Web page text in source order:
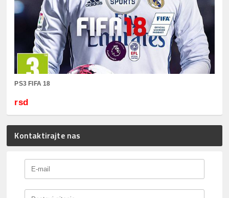
PS3 FIFA 18
rsd
Kontaktirajte nas